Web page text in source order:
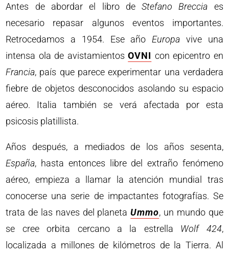
Antes de abordar el libro deStefano Breccia es
necesario repasar algunos eventos importantes.
Retrocedamos a 1954. Ese añoEuropa vive una
intensa ola de avistamientosOVNI con epicentro en
Francia, país que parece experimentar una verdadera
fiebre de objetos desconocidos asolando su espacio
aéreo. Italia también se verá afectada por esta
psicosis platillista.
Años después, a mediados de los años sesenta,
España, hasta entonces libre del extraño fenómeno
aéreo, empieza a llamar la atención mundial tras
conocerse una serie de impactantes fotografías. Se
trata de las naves del planetaUmmo, un mundo que
se cree orbita cercano a la estrella Wolf 424,
localizada a millones de kilómetros de la Tierra. Al